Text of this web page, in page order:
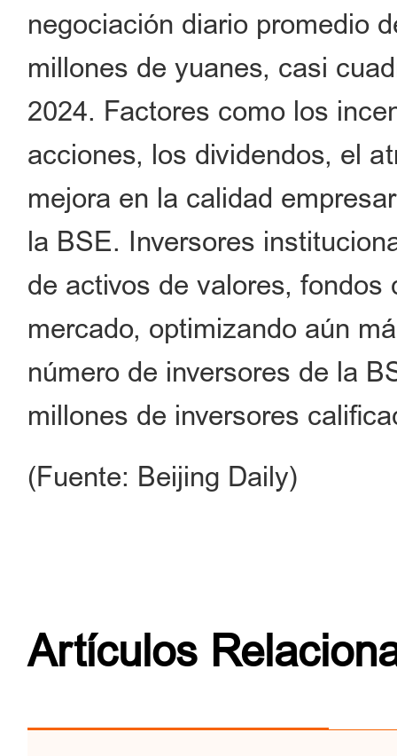
negociación diario promedio
millones de yuanes, casi
2024. Factores como los
acciones, los dividendos, el
mejora en la calidad
la BSE. Inversores
de activos de valores,
mercado, optimizando aún
número de inversores de la
millones de inversores
(Fuente: Beijing Daily)
Artículos